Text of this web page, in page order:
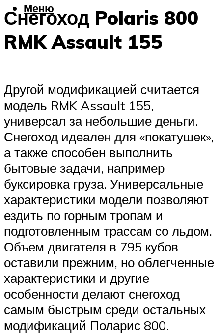
Меню
Снегоход Polaris 800
RMK Assault 155
Другой модификацией считается
модель RMK Assault 155,
универсал за небольшие деньги.
Снегоход идеален для «покатушек»,
а также способен выполнить
бытовые задачи, например
буксировка груза. Универсальные
характеристики модели позволяют
ездить по горным тропам и
подготовленным трассам со льдом.
Объем двигателя в 795 кубов
оставили прежним, но облегченные
характеристики и другие
особенности делают снегоход
самым быстрым среди остальных
модификаций Поларис 800.